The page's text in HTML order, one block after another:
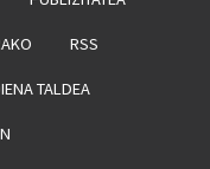
RSS
TALDEA